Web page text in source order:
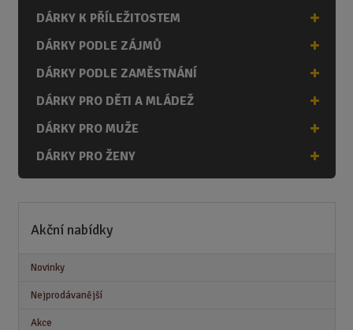
DÁRKY K PŘÍLEŽITOSTEM
DÁRKY PODLE ZÁJMŮ
DÁRKY PODLE ZAMĚSTNÁNÍ
DÁRKY PRO DĚTI A MLÁDEŽ
DÁRKY PRO MUŽE
DÁRKY PRO ŽENY
Akční nabídky
Novinky
Nejprodávanější
Akce